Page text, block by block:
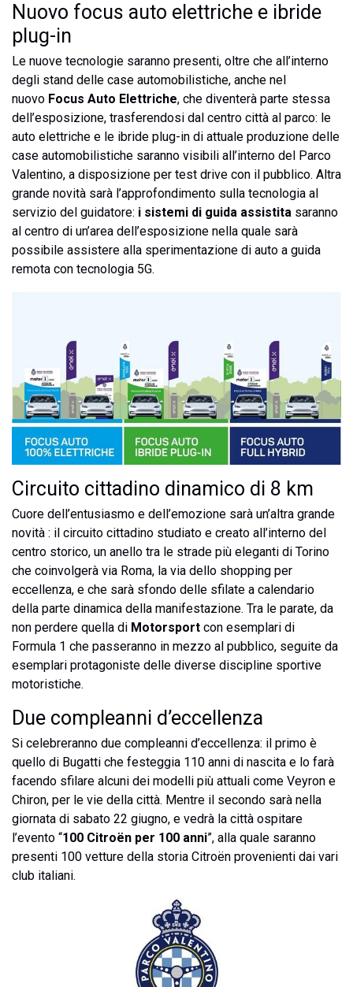
Nuovo focus auto elettriche e ibride
plug-in
Le nuove tecnologie saranno presenti, oltre che all’interno
degli stand delle case automobilistiche, anche nel
nuovo Focus Auto Elettriche, che diventerà parte stessa
dell’esposizione, trasferendosi dal centro città al parco: le
auto elettriche e le ibride plug-in di attuale produzione delle
case automobilistiche saranno visibili all’interno del Parco
Valentino, a disposizione per test drive con il pubblico. Altra
grande novità sarà l’approfondimento sulla tecnologia al
servizio del guidatore: i sistemi di guida assistita saranno
al centro di un’area dell’esposizione nella quale sarà
possibile assistere alla sperimentazione di auto a guida
remota con tecnologia 5G.
Circuito cittadino dinamico di 8 km
Cuore dell’entusiasmo e dell’emozione sarà un’altra grande
novità : il circuito cittadino studiato e creato all’interno del
centro storico, un anello tra le strade più eleganti di Torino
che coinvolgerà via Roma, la via dello shopping per
eccellenza, e che sarà sfondo delle sfilate a calendario
della parte dinamica della manifestazione. Tra le parate, da
non perdere quella di Motorsport con esemplari di
Formula 1 che passeranno in mezzo al pubblico, seguite da
esemplari protagoniste delle diverse discipline sportive
motoristiche.
Due compleanni d’eccellenza
Si celebreranno due compleanni d’eccellenza: il primo è
quello di Bugatti che festeggia 110 anni di nascita e lo farà
facendo sfilare alcuni dei modelli più attuali come Veyron e
Chiron, per le vie della città. Mentre il secondo sarà nella
giornata di sabato 22 giugno, e vedrà la città ospitare
l’evento “100 Citroën per 100 anni”, alla quale saranno
presenti 100 vetture della storia Citroën provenienti dai vari
club italiani.